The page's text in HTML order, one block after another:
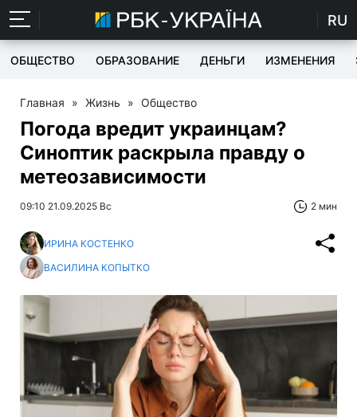
RU
ОБЩЕСТВО ОБРАЗОВАНИЕ ДЕНЬГИ ИЗМЕНЕНИЯ
Главная » Жизнь » Общество
Погода вредит украинцам?
Синоптик раскрыла правду о
метеозависимости
09:10 21.09.2025 Вс 2 мин
ИРИНА КОСТЕНКО
ВАСИЛИНА КОПЫТКО